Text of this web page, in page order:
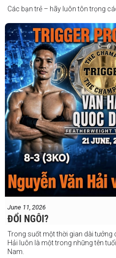
Các bạn trẻ – hãy luôn tôn trọng
June 11, 2026
ĐỔI NGÔI?
Trong suốt một thời gian dài tưởng
Hải luôn là một trong những tên
Nam.